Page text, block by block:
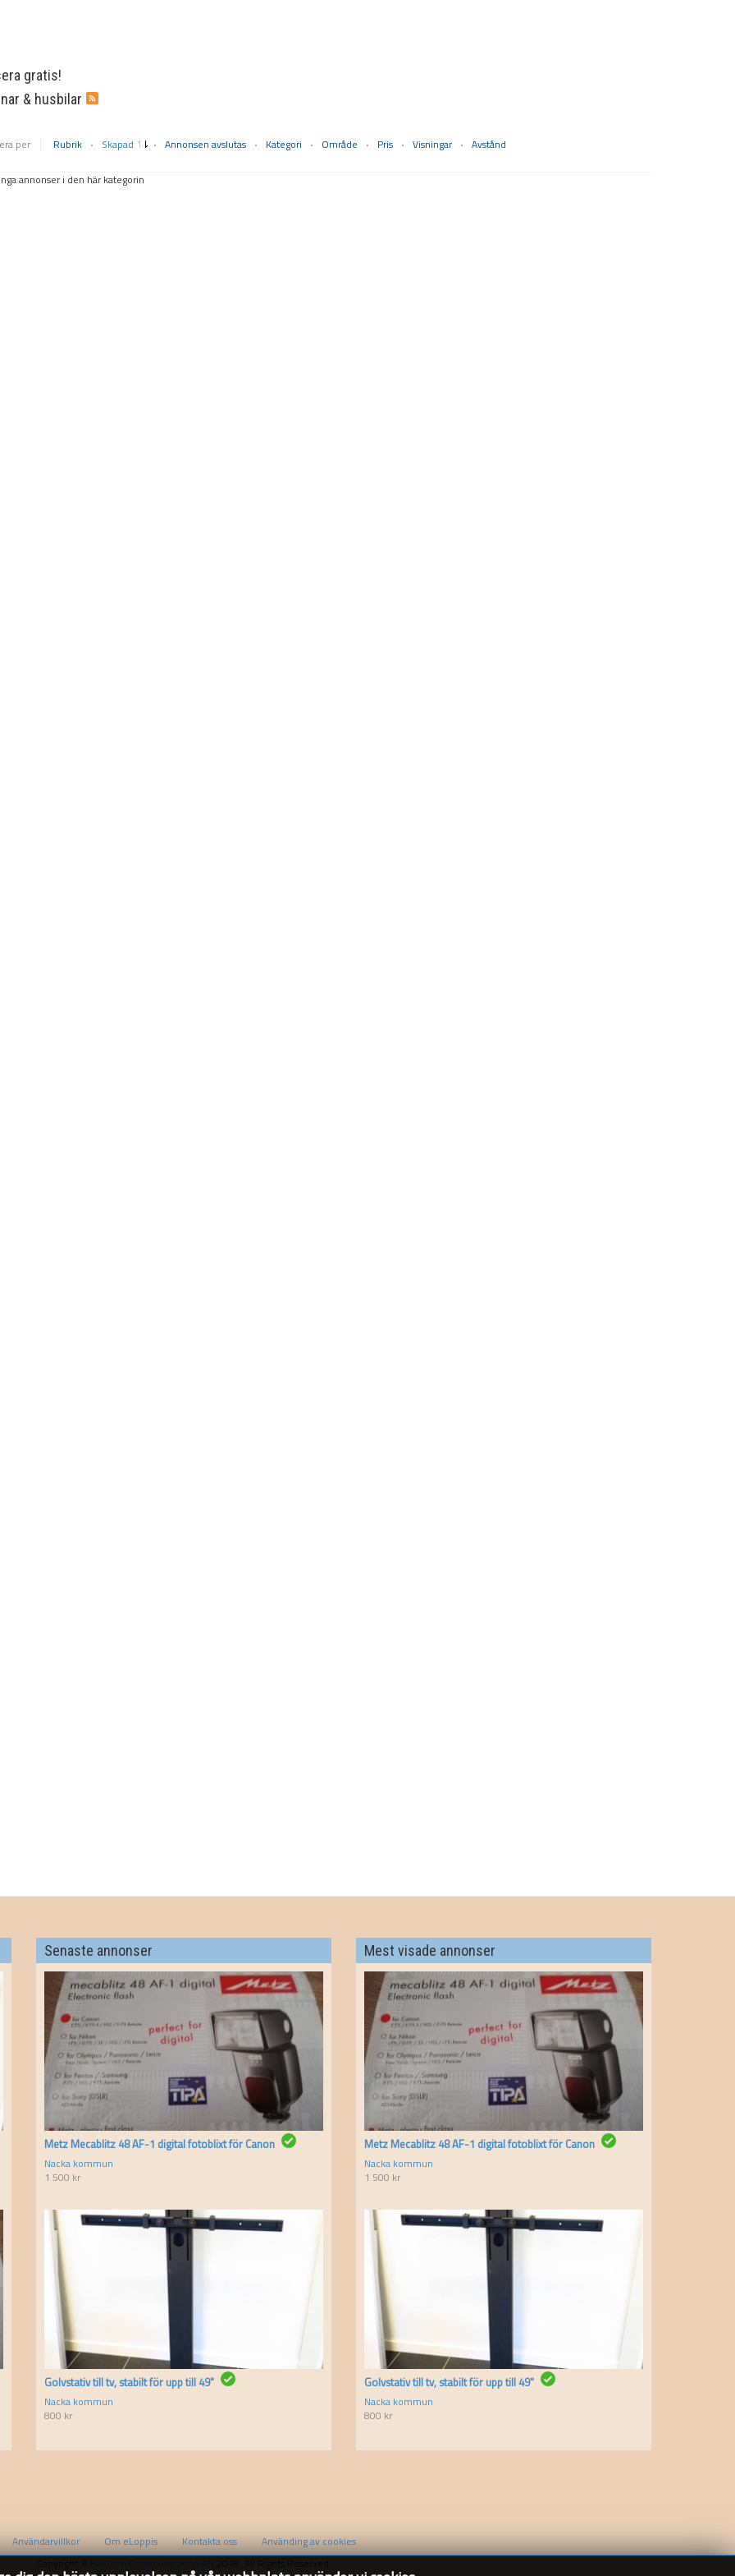
gratis!
& husbilar
per Rubrik Skapad Annonsen avslutas Kategori Område Pris Visningar Avstånd
annonser i den här kategorin
Senaste annonser
Metz Mecablitz 48 AF-1 digital fotoblixt för Canon
Nacka kommun
1 500 kr
Golvstativ till tv, stabilt för upp till 49"
Nacka kommun
800 kr
Mest visade annonser
Metz Mecablitz 48 AF-1 digital fotoblixt för Canon
Nacka kommun
1 500 kr
Golvstativ till tv, stabilt för upp till 49"
Nacka kommun
800 kr
Användarvillkor Om eLoppis Kontakta oss
Använding av cookies